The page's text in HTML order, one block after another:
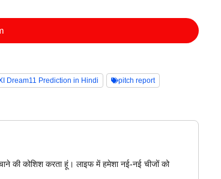
Dream11 Prediction in Hindi pitch report
की कोशिश करता हूं। लाइफ में हमेशा नई-नई चीजों को